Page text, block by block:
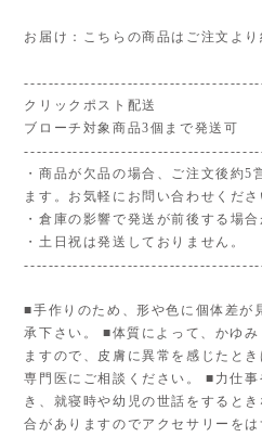
お届け：こちらの商品はご注文よ
クリックポスト配送
ブローチ対象商品3個まで発送可
・商品が欠品の場合、ご注文後約5
ます。お気軽にお問い合わせくださ
・倉庫の影響で発送が前後する場合
・土日祝は発送しておりません。
■手作りのため、形や色に個体差が
承下さい。 ■体質によって、かゆ
ますので、皮膚に異常を感じたと
専門医にご相談ください。 ■力仕事
き、就寝時や幼児の世話をすると
合がありますのでアクセサリーを